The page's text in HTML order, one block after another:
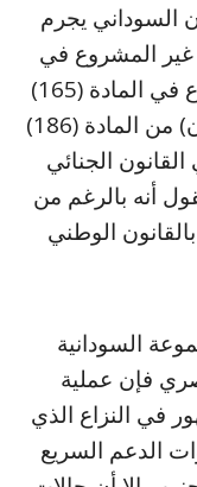
السوداني يجرم
(162) والحجز غير المشروع في
المادة (164) والاعتقال غير المشروع في المادة (165)
والجرائم ضد الإنسانية في الفقرة (ن) من المادة (186)
الجنائي
عاد ليقول أنه بالرغم من
الوطني
السودانية
فإن عملية
في النزاع الذي
الدعم السريع